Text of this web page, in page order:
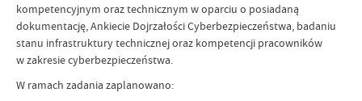
kompetencyjnym oraz technicznym w oparciu o posiadaną
dokumentację, Ankiecie Dojrzałości Cyberbezpieczeństwa, badaniu
stanu infrastruktury technicznej oraz kompetencji pracowników
w zakresie cyberbezpieczeństwa.
W ramach zadania zaplanowano: